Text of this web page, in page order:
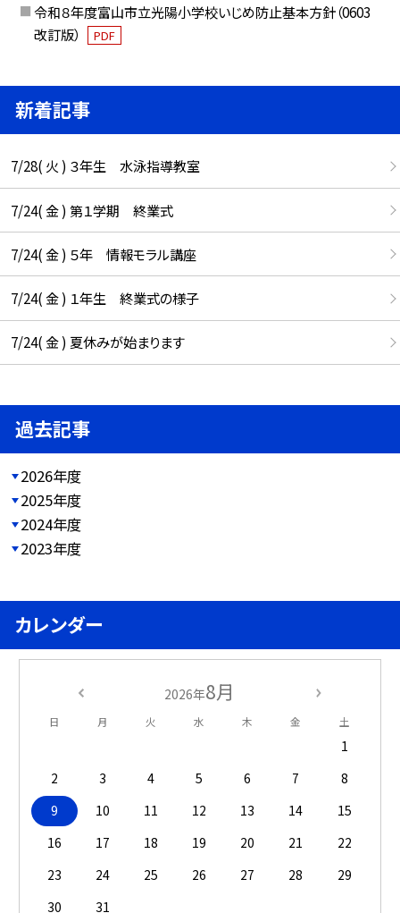
令和８年度富山市立光陽小学校いじめ防止基本方針（0603
改訂版）
PDF
新着記事
7/28( 火 ) ３年生 水泳指導教室
7/24( 金 ) 第１学期 終業式
7/24( 金 ) ５年 情報モラル講座
7/24( 金 ) １年生 終業式の様子
7/24( 金 ) 夏休みが始まります
過去記事
2026年度
2025年度
2024年度
2023年度
カレンダー
2026年8月
日 月 火 水 木 金 土
1
2
3 4 5 6 7
8
9
10 11 12 13 14
15
16
17 18 19 20 21
22
23
24 25 26 27 28
29
30
31